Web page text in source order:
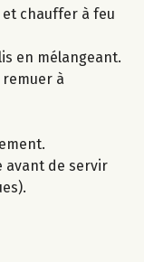
et chauffer à feu
en mélangeant.
à
avant de servir